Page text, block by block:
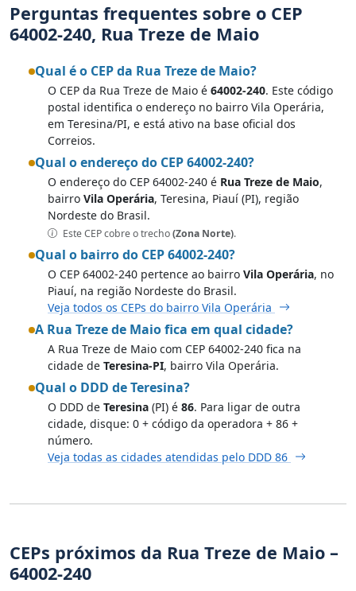
Perguntas frequentes sobre o CEP
64002-240, Rua Treze de Maio
Qual é o CEP da Rua Treze de Maio?
O CEP da Rua Treze de Maio é 64002-240. Este código
postal identifica o endereço no bairro Vila Operária,
em Teresina/PI, e está ativo na base oficial dos
Correios.
Qual o endereço do CEP 64002-240?
O endereço do CEP 64002-240 é Rua Treze de Maio,
bairro Vila Operária, Teresina, Piauí (PI), região
Nordeste do Brasil.
Este CEP cobre o trecho(Zona Norte).
Qual o bairro do CEP 64002-240?
O CEP 64002-240 pertence ao bairro Vila Operária, no
Piauí, na região Nordeste do Brasil.
Veja todos os CEPs do bairro Vila Operária
A Rua Treze de Maio fica em qual cidade?
A Rua Treze de Maio com CEP 64002-240 fica na
cidade de Teresina-PI, bairro Vila Operária.
Qual o DDD de Teresina?
O DDD de Teresina (PI) é 86. Para ligar de outra
cidade, disque: 0 + código da operadora + 86 +
número.
Veja todas as cidades atendidas pelo DDD 86
CEPs próximos da Rua Treze de Maio –
64002-240